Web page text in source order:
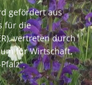
gefördert aus
für die
vertreten durch
für Wirtschaft,